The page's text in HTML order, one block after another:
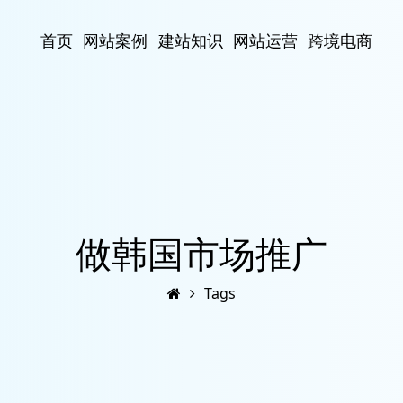
首页 网站案例 建站知识 网站运营 跨境电商
做韩国市场推广
Tags